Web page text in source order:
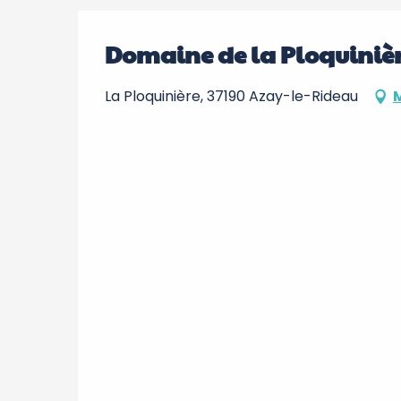
Domaine de la
La Ploquinière, 37190 Azay-le-Rideau